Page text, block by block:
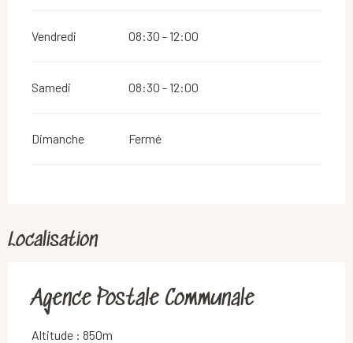
Vendredi 08:30 - 12:00
Samedi 08:30 - 12:00
Dimanche Fermé
Localisation
Agence Postale Communale
Altitude : 850m